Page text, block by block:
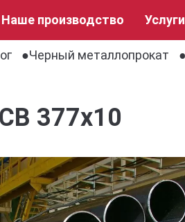
Наше производство Услуги
Черный металлопрокат
377х10